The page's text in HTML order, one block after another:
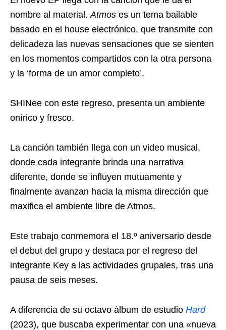
nombre al material. Atmos es un tema bailable
basado en el house electrónico, que transmite con
delicadeza las nuevas sensaciones que se sienten
en los momentos compartidos con la otra persona
y la ‘forma de un amor completo’.
SHINee con este regreso, presenta un ambiente
onírico y fresco.
La canción también llega con un video musical,
donde cada integrante brinda una narrativa
diferente, donde se influyen mutuamente y
finalmente avanzan hacia la misma dirección que
maxifica el ambiente libre de Atmos.
Este trabajo conmemora el 18.º aniversario desde
el debut del grupo y destaca por el regreso del
integrante Key a las actividades grupales, tras una
pausa de seis meses.
A diferencia de su octavo álbum de estudio Hard
(2023), que buscaba experimentar con una «nueva